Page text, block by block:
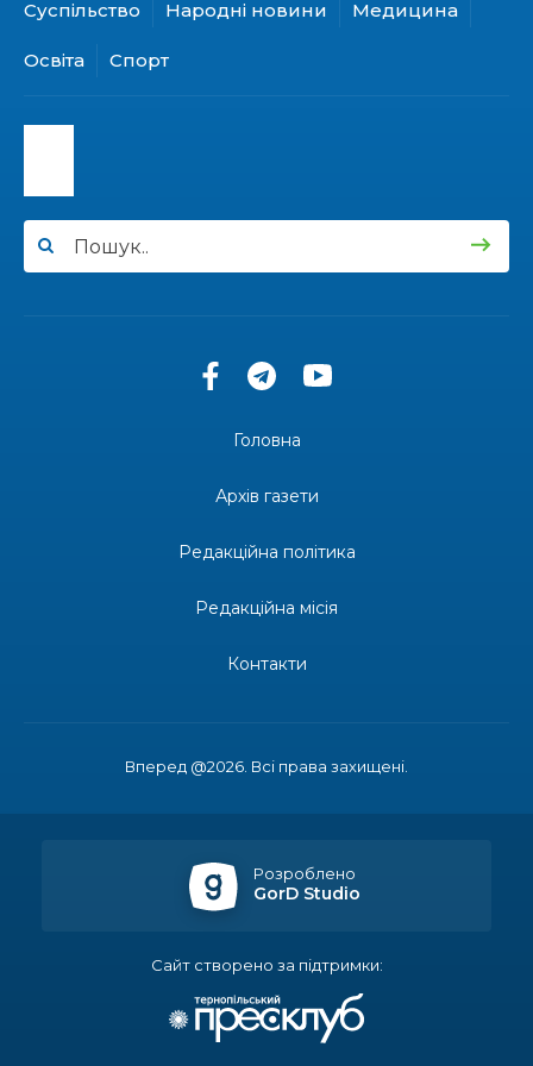
15:24
31 лип
Бахмутянка Ірина Денисенко бере участь у
13:33
30 лип
«Дві музи» у Рівному: свято краси, мистецтва
Одна з найяскравіших постатей Бахмута –
професійним святом
спецрахунки
Іпотеку для ВПО спростили, але з одним
Перемога бахмутян на фіналі Кубка України з
легкоатлетичних метань
Суспільство Народні новини Медицина
Освіта Спорт
Вперед @2026. Всі права захищені.
Головна
Архів газети
Редакційна політика
Редакційна місія
Контакти
Розроблено
GorD Studio
Сайт створено за підтримки: